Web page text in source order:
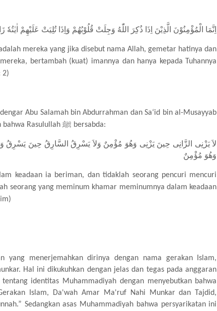
اِنَّمَا الْمُؤْمِنُوْنَ الَّذِيْنَ اِذَا ذُكِرَ اللّٰهُ وَجِلَتْ قُلُوْبُهُمْ وَاِذَا تُلِيَتْ عَلَيْهِمْ
mereka yang jika disebut nama Allah, gemetar hatinya dan
bertambah (kuat) imannya dan hanya kepada Tuhannya
2)
Abu Salamah bin Abdurrahman dan Sa‘id bin al-Musayyab
Rasulullah ﷺ bersabda:
لاَ يَزْنِى الزَّانِى حِينَ يَزْنِى وَهُوَ مُؤْمِنٌ وَلاَ يَسْرِقُ السَّارِقُ حِينَ يَسْرِقُ
وَهُوَ مُؤْمِنٌ
keadaan ia beriman, dan tidaklah seorang pencuri mencuri
seorang yang meminum khamar meminumnya dalam keadaan
yang menerjemahkan dirinya dengan nama gerakan Islam,
Hal ini dikukuhkan dengan jelas dan tegas pada anggaran
identitas Muhammadiyah dengan menyebutkan bahwa
Islam, Da'wah Amar Ma'ruf Nahi Munkar dan Tajdid,
Sedangkan asas Muhammadiyah bahwa persyarikatan ini